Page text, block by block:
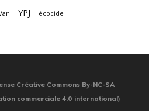
YPJ écocide
Créative Commons By-NC-SA
commerciale 4.0 international)